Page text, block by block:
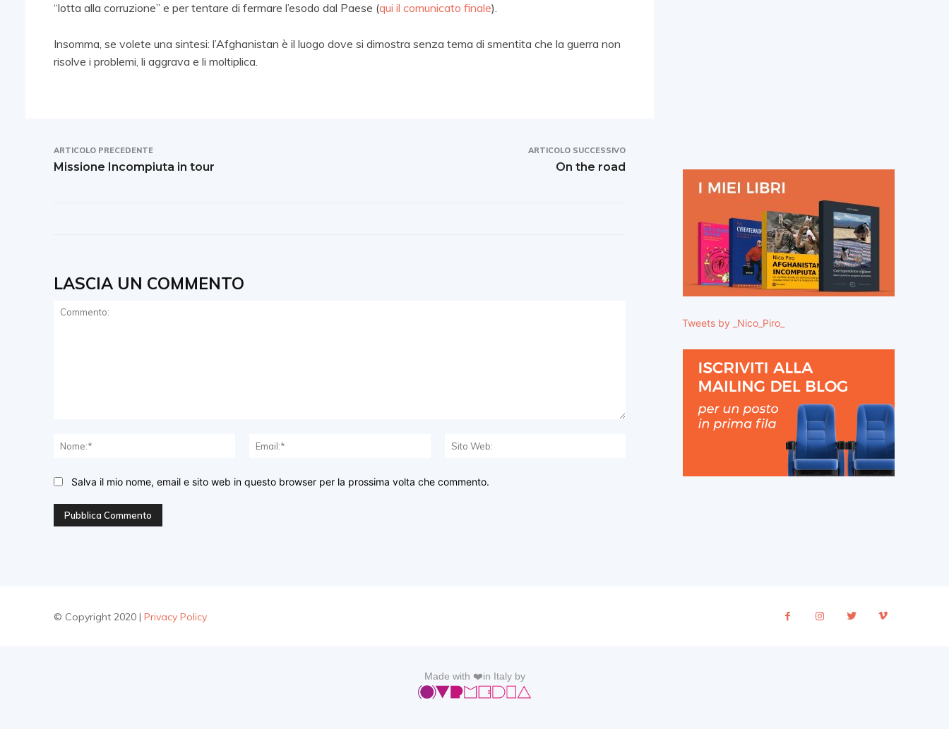
“lotta alla corruzione” e per tentare di fermare l’esodo dal Paese (qui il comunicato finale).
Insomma, se volete una sintesi: l’Afghanistan è il luogo dove si dimostra senza tema di smentita che la guerra non
risolve i problemi, li aggrava e li moltiplica.
ARTICOLO PRECEDENTE
Missione Incompiuta in tour
ARTICOLO SUCCESSIVO
On the road
LASCIA UN COMMENTO
Nome:*
Email:*
Salva il mio nome, email e sito web in questo browser per la prossima volta che commento.
Tweets by _Nico_Piro_
© Copyright 2020 | Privacy Policy
Made with ❤️in Italy by